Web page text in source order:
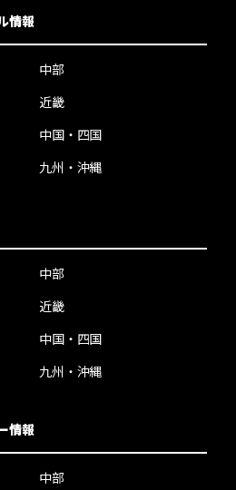
情報
中部
近畿
中国・四国
九州・沖縄
中部
近畿
中国・四国
九州・沖縄
情報
中部